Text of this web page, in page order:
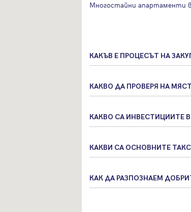
Многостайни апартаменти
КАКЪВ Е ПРОЦЕСЪТ НА
КАКВО ДА ПРОВЕРЯ НА
КАКВО СА ИНВЕСТИЦИИТЕ
КАКВИ СА ОСНОВНИТЕ
КАК ДА РАЗПОЗНАЕМ